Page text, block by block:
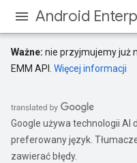
Android
Ważne: nie przyjmujemy już
EMM API. Więcej informacji
Google używa technologii AI
preferowany język.
zawierać błędy.